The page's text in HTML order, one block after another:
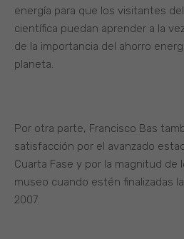
energía para que los visitantes
científica puedan aprender a la
de la importancia del ahorro
planeta.
Por otra parte, Francisco Bas
satisfacción por el avanzado
Cuarta Fase y por la magnitud de
museo cuando estén finalizadas
2007.